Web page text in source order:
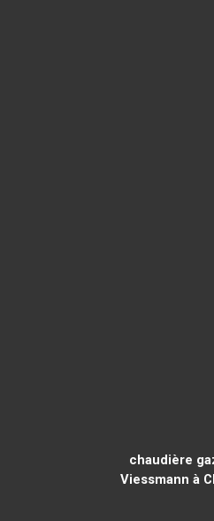
chaudière
Viessmann à